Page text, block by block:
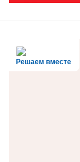
Решаем вместе